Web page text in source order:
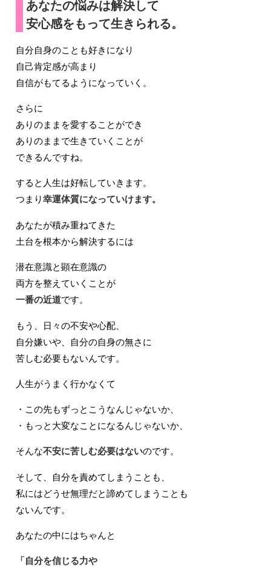
あなたの悩みは解決して
安心感をもって生きられる。
自分自身のことも好きになり
自己肯定感が高まり
自信がもてるようになっていく。
さらに
ありのままを愛することができ
ありのままで生きていくことが
できるんですね。
すると人生は好転していきます。
つまり幸運体質になっていけます。
あなたが積み重ねてきた
土台を根本から解決するには
潜在意識と顕在意識の
両方を整えていくことが
一番の近道です。
もう、日々の不安や心配、
自分嫌いや、自分の自身の無さに
苦しむ必要もないんです。
人生がうまく行かなくて
・この先もずっとこうなんじゃないか、
・もっと大変なことになるんじゃないか、
そんな不安に苦しむ必要はないのです。
そして、自分を責めてしまうことも、
私にはどうせ無理だと諦めてしまうことも
ないんです。
あなたの中にはちゃんと
「自分を信じる力や